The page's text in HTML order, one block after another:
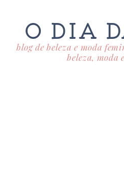
O DIA
blog de beleza e moda
beleza, moda